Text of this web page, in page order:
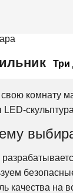
Три
свою комнату
качества на